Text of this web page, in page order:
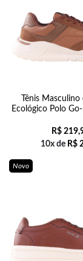
Tênis
Ecológico Polo
R$
10x de R$
Novo